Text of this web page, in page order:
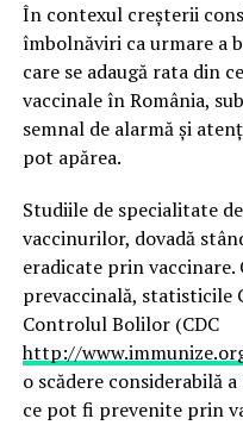
În contexul creşterii
îmbolnăviri ca urmare a
care se adaugă rata din
vaccinale în România,
semnal de alarmă şi
pot apărea.
Studiile de specialitate
vaccinurilor, dovadă
eradicate prin
prevaccinală, statisticile
Controlul Bolilor (CDC
http://
o scădere considerabilă
ce pot fi prevenite prin